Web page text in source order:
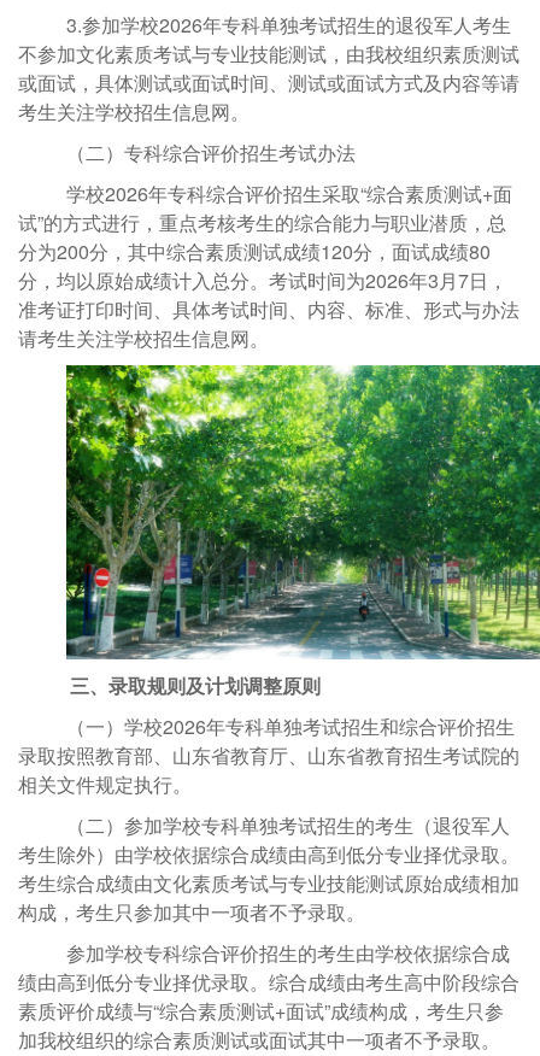
3.参加学校2026年专科单独考试招生的退役军人考生
不参加文化素质考试与专业技能测试，由我校组织素质测试
或面试，具体测试或面试时间、测试或面试方式及内容等请
考生关注学校招生信息网。
（二）专科综合评价招生考试办法
学校2026年专科综合评价招生采取“综合素质测试+面
试”的方式进行，重点考核考生的综合能力与职业潜质 ， 总
分为200分，其中综合素质测试成绩120分，面试成绩80
分，均以原始成绩计入总分。考试时间为2026年3月7日，
准考证打印时间、具体考试时间、内容、标准、形式与办法
请考生关注学校招生信息网。
三、 录取规则及计划调整原则
（一） 学校2026年专科单独考试招生和综合评价招生
录取按照教育部、山东省教育厅、山东省教育招生考试院的
相关文件规定执行。
（二）参加学校专科单独考试招生的考生（退役军人
考生除外）由学校依据综合成绩由高到低分专业择优录取。
考生综合成绩由文化素质考试与专业技能测试原始成绩相加
构成，考生只参加其中一项者不予录取。
参加学校专科综合评价招生的考生由学校依据综合成
绩由高到低分专业择优录取。综合成绩由考生高中阶段综合
素质评价成绩与“综合素质测试+面试”成绩构成，考生只参
加我校组织的综合素质测试或面试其中一项者不予录取。